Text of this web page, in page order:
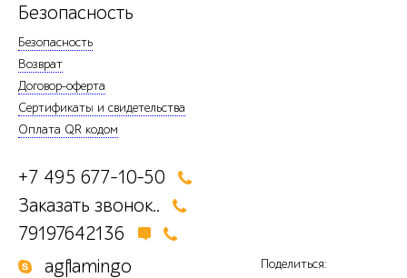
Безопасность
Безопасность
Возврат
Договор-оферта
Сертификаты и свидетельства
Оплата QR кодом
+7 495 677-10-50
Заказать звонок..
79197642136
agflamingo
Поделиться: